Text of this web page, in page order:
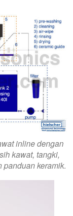
inline dengan
kawat, tangki,
panduan keramik.